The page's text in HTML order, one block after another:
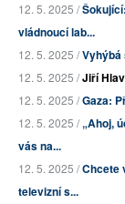
12. 5. 2025 /
vládnoucí lab...
12. 5. 2025 /Vyhýbá
12. 5. 2025 /Jiří
12. 5. 2025 /Gaza:
12. 5. 2025 /„Ahoj,
vás na...
12. 5. 2025 /Chcete
televizní s...